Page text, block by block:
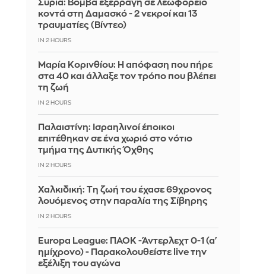
Συρία: Βόμβα εξερράγη σε λεωφορείο
κοντά στη Δαμασκό - 2 νεκροί και 13
τραυματίες (Βίντεο)
IN 2 HOURS
Μαρία Κορινθίου: Η απόφαση που πήρε
στα 40 και άλλαξε τον τρόπο που βλέπει
τη ζωή
IN 2 HOURS
Παλαιστίνη: Ισραηλινοί έποικοι
επιτέθηκαν σε ένα χωριό στο νότιο
τμήμα της Δυτικής Όχθης
IN 2 HOURS
Χαλκιδική: Τη ζωή του έχασε 69χρονος
λουόμενος στην παραλία της Σίβηρης
IN 2 HOURS
Europa League: ΠΑΟΚ -Άντερλεχτ 0-1 (α'
ημίχρονο) - Παρακολουθείστε live την
εξέλιξη του αγώνα